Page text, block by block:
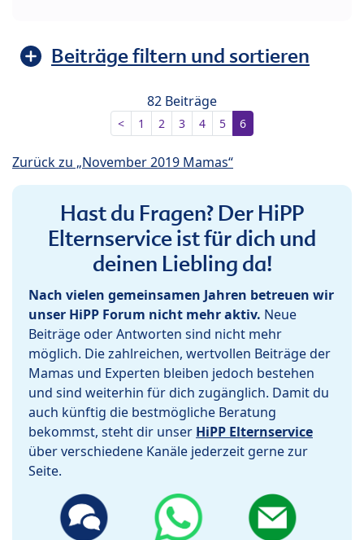
Beiträge filtern und sortieren
82 Beiträge
< 1 2 3 4 5 6
Zurück zu „November 2019 Mamas“
Hast du Fragen? Der HiPP
Elternservice ist für dich und
deinen Liebling da!
Nach vielen gemeinsamen Jahren betreuen wir
unser HiPP Forum nicht mehr aktiv. Neue
Beiträge oder Antworten sind nicht mehr
möglich. Die zahlreichen, wertvollen Beiträge der
Mamas und Experten bleiben jedoch bestehen
und sind weiterhin für dich zugänglich. Damit du
auch künftig die bestmögliche Beratung
bekommst, steht dir unser HiPP Elternservice
über verschiedene Kanäle jederzeit gerne zur
Seite.